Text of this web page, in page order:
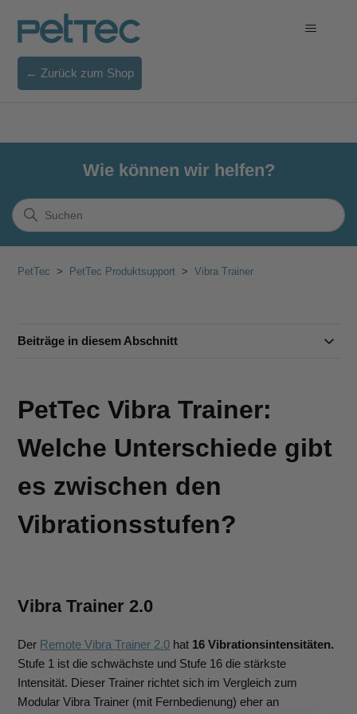
← Zurück zum Shop
Wie können wir helfen?
PetTec PetTec Produktsupport Vibra Trainer
Beiträge in diesem Abschnitt
PetTec Vibra Trainer:
Welche Unterschiede gibt
es zwischen den
Vibrationsstufen?
Vibra Trainer 2.0
Der Remote Vibra Trainer 2.0 hat 16 Vibrationsintensitäten.
Stufe 1 ist die schwächste und Stufe 16 die stärkste
Intensität. Dieser Trainer richtet sich im Vergleich zum
Modular Vibra Trainer (mit Fernbedienung) eher an